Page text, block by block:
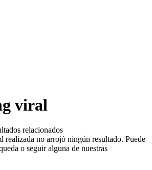
viral
relacionados
realizada no arrojó ningún resultado. Puede
o seguir alguna de nuestras